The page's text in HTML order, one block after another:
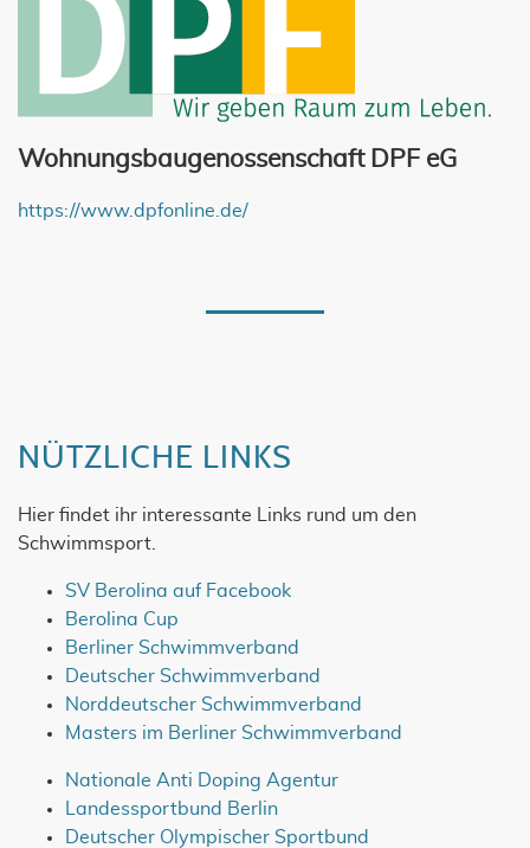
Wohnungsbaugenossenschaft DPF eG
https://www.dpfonline.de/
NÜTZLICHE LINKS
Hier findet ihr interessante Links rund um den
Schwimmsport.
SV Berolina auf Facebook
Berolina Cup
Berliner Schwimmverband
Deutscher Schwimmverband
Norddeutscher Schwimmverband
Masters im Berliner Schwimmverband
Nationale Anti Doping Agentur
Landessportbund Berlin
Deutscher Olympischer Sportbund